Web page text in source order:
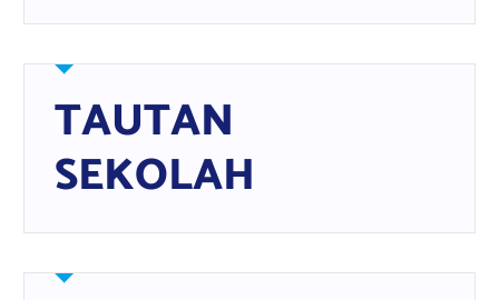
TAUTAN
SEKOLAH